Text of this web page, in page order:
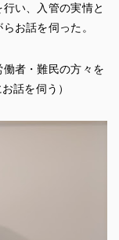
い、入管の実情と
お話を伺った。
働者・難民の方々を
話を伺う）